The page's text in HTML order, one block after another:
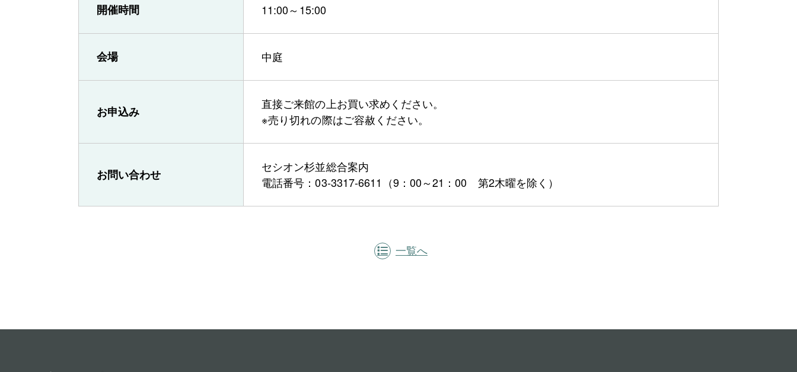
開催時間 11:00～15:00
会場 中庭
お申込み
直接ご来館の上お買い求めください。
※売り切れの際はご容赦ください。
お問い合わせ
セシオン杉並総合案内
電話番号：03-3317-6611（9：00～21：00 第2木曜を除く）
一覧へ